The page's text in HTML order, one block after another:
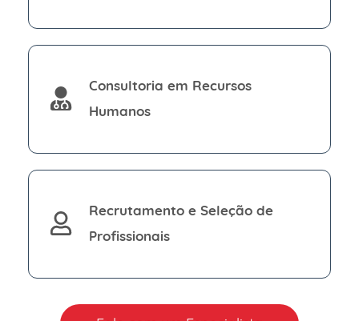
Consultoria em Recursos
Humanos
Recrutamento e Seleção de
Profissionais